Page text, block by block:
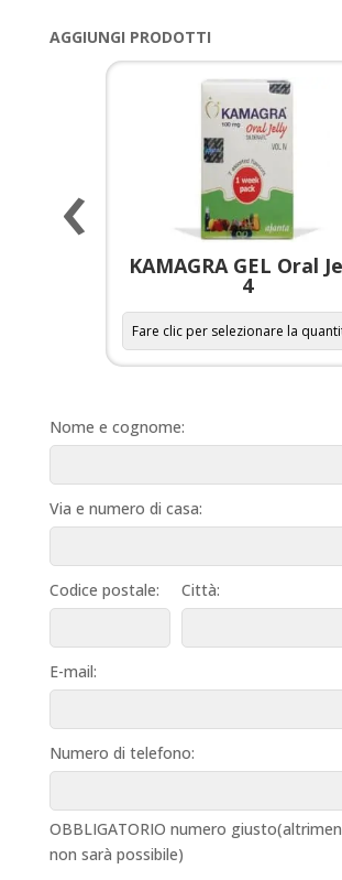
AGGIUNGI PRODOTTI
KAMAGRA GEL Oral
4
‹
Nome e cognome:
Via e numero di casa:
Codice postale: Città:
E-mail:
Numero di telefono:
OBBLIGATORIO numero
non sarà possibile)